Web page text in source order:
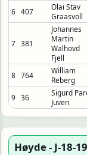
6 407
Olai Stav
Graasvoll
7 381
Johannes
Martin
Walhovd
Fjell
8 764
William
Reberg
9 36
Sigurd
Juven
Høyde - J-18-19